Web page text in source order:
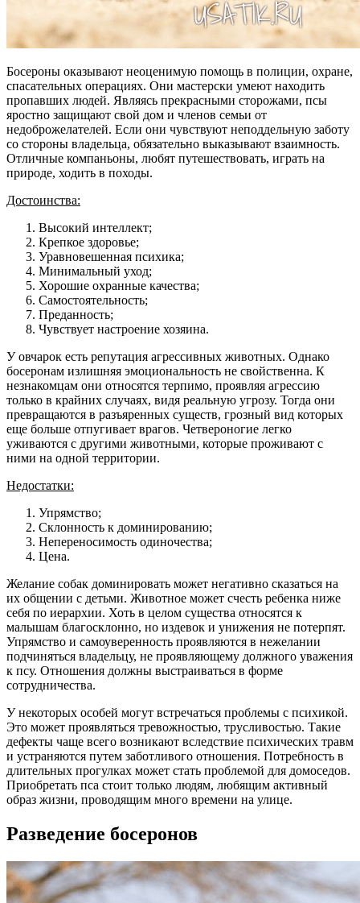
Босероны оказывают неоценимую помощь в полиции, охране,
спасательных операциях. Они мастерски умеют находить
пропавших людей. Являясь прекрасными сторожами, псы
яростно защищают свой дом и членов семьи от
недоброжелателей. Если они чувствуют неподдельную заботу
со стороны владельца, обязательно выказывают взаимность.
Отличные компаньоны, любят путешествовать, играть на
природе, ходить в походы.
Достоинства:
Высокий интеллект;
Крепкое здоровье;
Уравновешенная психика;
Минимальный уход;
Хорошие охранные качества;
Самостоятельность;
Преданность;
Чувствует настроение хозяина.
У овчарок есть репутация агрессивных животных. Однако
босеронам излишняя эмоциональность не свойственна. К
незнакомцам они относятся терпимо, проявляя агрессию
только в крайних случаях, видя реальную угрозу. Тогда они
превращаются в разъяренных существ, грозный вид которых
еще больше отпугивает врагов. Четвероногие легко
уживаются с другими животными, которые проживают с
ними на одной территории.
Недостатки:
Упрямство;
Склонность к доминированию;
Непереносимость одиночества;
Цена.
Желание собак доминировать может негативно сказаться на
их общении с детьми. Животное может счесть ребенка ниже
себя по иерархии. Хоть в целом существа относятся к
малышам благосклонно, но издевок и унижения не потерпят.
Упрямство и самоуверенность проявляются в нежелании
подчиняться владельцу, не проявляющему должного уважения
к псу. Отношения должны выстраиваться в форме
сотрудничества.
У некоторых особей могут встречаться проблемы с психикой.
Это может проявляться тревожностью, трусливостью. Такие
дефекты чаще всего возникают вследствие психических травм
и устраняются путем заботливого отношения. Потребность в
длительных прогулках может стать проблемой для домоседов.
Приобретать пса стоит только людям, любящим активный
образ жизни, проводящим много времени на улице.
Разведение босеронов